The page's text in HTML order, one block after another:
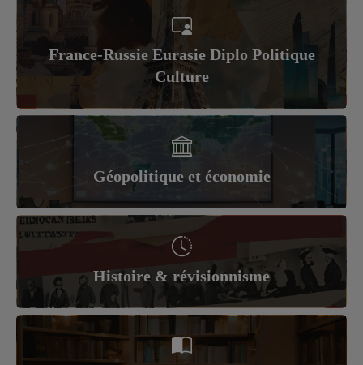
France-Russie Eurasie Diplo Politique
Culture
Géopolitique et économie
Histoire & révisionnisme